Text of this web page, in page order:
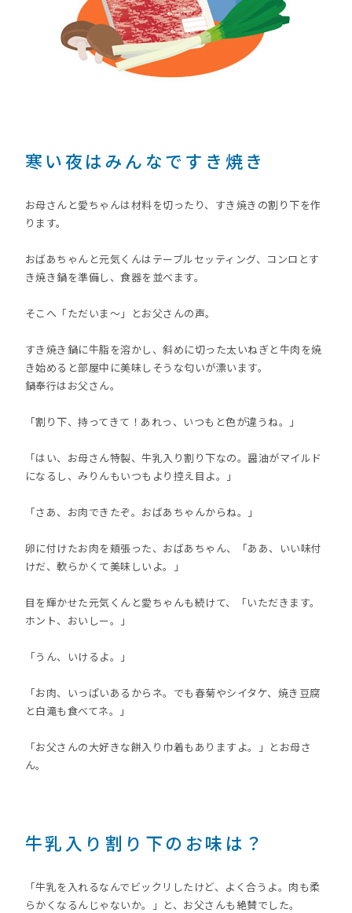
寒い夜はみんなですき焼き
お母さんと愛ちゃんは材料を切ったり、すき焼きの割り下を作
ります。
おばあちゃんと元気くんはテーブルセッティング、コンロとす
き焼き鍋を準備し、食器を並べます。
そこへ「ただいま～」とお父さんの声。
すき焼き鍋に牛脂を溶かし、斜めに切った太いねぎと牛肉を焼
き始めると部屋中に美味しそうな匂いが漂います。
鍋奉行はお父さん。
「割り下、持ってきて！あれっ、いつもと色が違うね。」
「はい、お母さん特製、牛乳入り割り下なの。醤油がマイルド
になるし、みりんもいつもより控え目よ。」
「さあ、お肉できたぞ。おばあちゃんからね。」
卵に付けたお肉を頬張った、おばあちゃん、「ああ、いい味付
けだ、軟らかくて美味しいよ。」
目を輝かせた元気くんと愛ちゃんも続けて、「いただきます。
ホント、おいしー。」
「うん、いけるよ。」
「お肉、いっぱいあるからネ。でも春菊やシイタケ、焼き豆腐
と白滝も食べてネ。」
「お父さんの大好きな餅入り巾着もありますよ。」とお母さ
ん。
牛乳入り割り下のお味は？
「牛乳を入れるなんでビックリしたけど、よく合うよ。肉も柔
らかくなるんじゃないか。」と、お父さんも絶賛でした。